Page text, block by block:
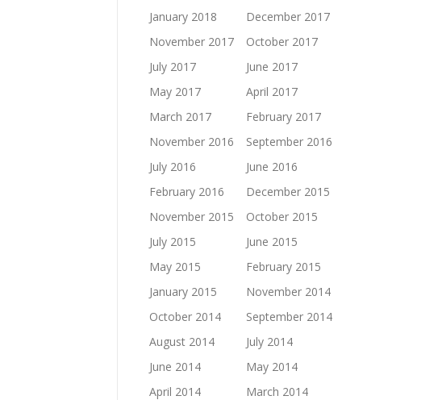
January 2018
December 2017
November 2017
October 2017
July 2017
June 2017
May 2017
April 2017
March 2017
February 2017
November 2016
September 2016
July 2016
June 2016
February 2016
December 2015
November 2015
October 2015
July 2015
June 2015
May 2015
February 2015
January 2015
November 2014
October 2014
September 2014
August 2014
July 2014
June 2014
May 2014
April 2014
March 2014